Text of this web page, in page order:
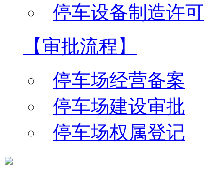
停车设备制造许可
【审批流程】
停车场经营备案
停车场建设审批
停车场权属登记